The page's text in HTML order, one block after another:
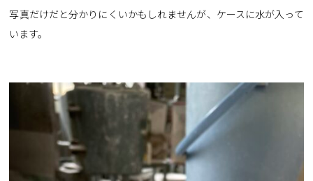
写真だけだと分かりにくいかもしれませんが、ケースに水が入って
います。